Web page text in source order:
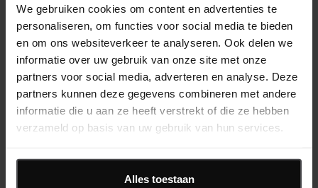
We gebruiken cookies om content en advertenties te
personaliseren, om functies voor social media te bieden
en om ons websiteverkeer te analyseren. Ook delen we
informatie over uw gebruik van onze site met onze
partners voor social media, adverteren en analyse. Deze
partners kunnen deze gegevens combineren met andere
informatie die u aan ze heeft verstrekt of die ze hebben
verzameld op basis van uw gebruik van hun services.
Alles toestaan
Welke planningssoftware gebruikt u nu?
Selecteer uit de lijst